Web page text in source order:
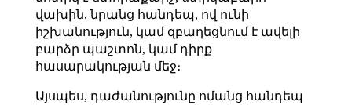
վախին, նրանց հանդեպ, ով ունի
իշխանություն, կամ զբաղեցնում է ավելի
բարձր պաշտոն, կամ դիրք
հասարակության մեջ։
Այսպես, դաժանությունը ոմանց հանդեպ